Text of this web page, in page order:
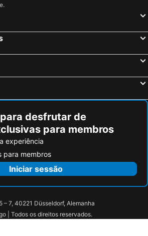
Fronhof
desfrutar de
para membros
experiência
para membros
Iniciar sessão
– 7, 40221 Düsseldorf, Alemanha
| Todos os direitos reservados.